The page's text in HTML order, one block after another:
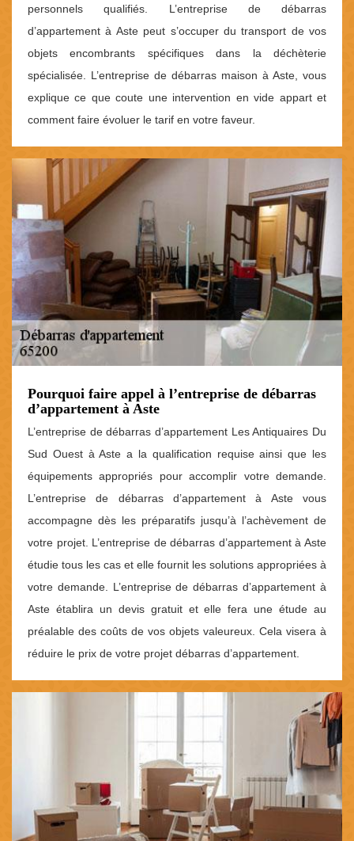
personnels qualifiés. L’entreprise de débarras
d’appartement à Aste peut s’occuper du transport de vos
objets encombrants spécifiques dans la déchèterie
spécialisée. L’entreprise de débarras maison à Aste, vous
explique ce que coute une intervention en vide appart et
comment faire évoluer le tarif en votre faveur.
Pourquoi faire appel à l’entreprise de débarras
d’appartement à Aste
L’entreprise de débarras d’appartement Les Antiquaires Du
Sud Ouest à Aste a la qualification requise ainsi que les
équipements appropriés pour accomplir votre demande.
L’entreprise de débarras d’appartement à Aste vous
accompagne dès les préparatifs jusqu’à l’achèvement de
votre projet. L’entreprise de débarras d’appartement à Aste
étudie tous les cas et elle fournit les solutions appropriées à
votre demande. L’entreprise de débarras d’appartement à
Aste établira un devis gratuit et elle fera une étude au
préalable des coûts de vos objets valeureux. Cela visera à
réduire le prix de votre projet débarras d’appartement.